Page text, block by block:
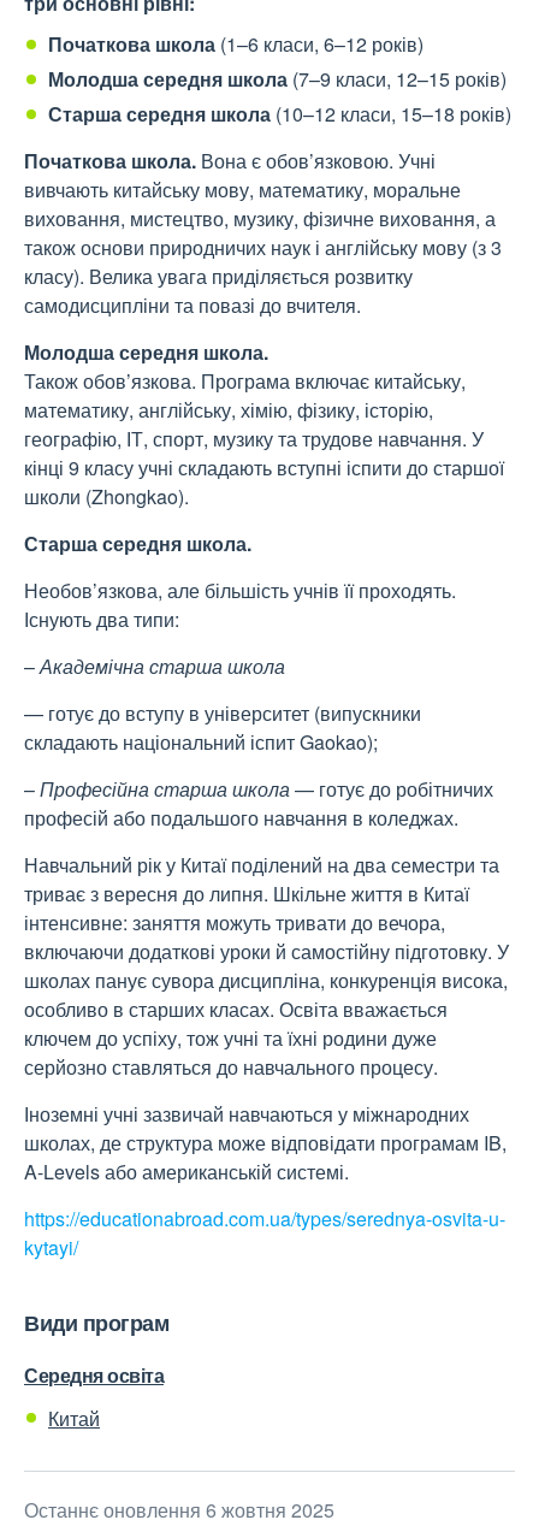
Початкова школа (1–6 класи, 6–12 років)
Молодша середня школа (7–9 класи, 12–15 років)
Старша середня школа (10–12 класи, 15–18 років)
Початкова школа. Вона є обов’язковою. Учні
вивчають китайську мову, математику, моральне
виховання, мистецтво, музику, фізичне виховання, а
також основи природничих наук і англійську мову (з 3
класу). Велика увага приділяється розвитку
самодисципліни та повазі до вчителя.
Молодша середня школа.
Також обов’язкова. Програма включає китайську,
математику, англійську, хімію, фізику, історію,
географію, ІТ, спорт, музику та трудове навчання. У
кінці 9 класу учні складають вступні іспити до старшої
школи (Zhongkao).
Старша середня школа.
Необов’язкова, але більшість учнів її проходять.
Існують два типи:
–Академічна старша школа
— готує до вступу в університет (випускники
складають національний іспит Gaokao);
–Професійна старша школа— готує до робітничих
професій або подальшого навчання в коледжах.
Навчальний рік у Китаї поділений на два семестри та
триває з вересня до липня. Шкільне життя в Китаї
інтенсивне: заняття можуть тривати до вечора,
включаючи додаткові уроки й самостійну підготовку. У
школах панує сувора дисципліна, конкуренція висока,
особливо в старших класах. Освіта вважається
ключем до успіху, тож учні та їхні родини дуже
серйозно ставляться до навчального процесу.
Іноземні учні зазвичай навчаються у міжнародних
школах, де структура може відповідати програмам IB,
A-Levels або американській системі.
https://educationabroad.com.ua/types/serednya-osvita-u-
kytayi/
Види програм
Середня освіта
Китай
Останнє оновлення 6 жовтня 2025